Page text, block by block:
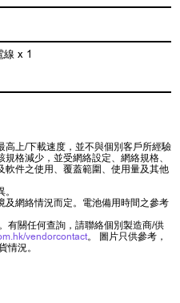
線 x 1
高上/下載速度，並不與個別客戶所經驗
格減少，並受網絡設定、網絡規格、
軟件之使用、覆蓋範圍、使用量及其他
及網絡情況而定。電池備用時間之參考
有關任何查詢，請聯絡個別製造商/供
vendorcontact。 圖片只供參考，
情況。